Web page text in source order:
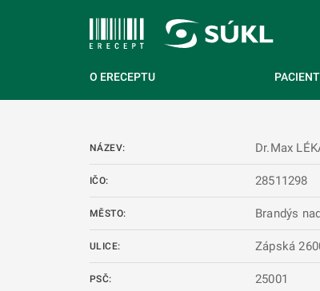
O ERECEPTU PACIENT
NÁZEV: Dr.Max
IČO: 28511298
MĚSTO: Brandýs
ULICE: Zápská
PSČ: 25001